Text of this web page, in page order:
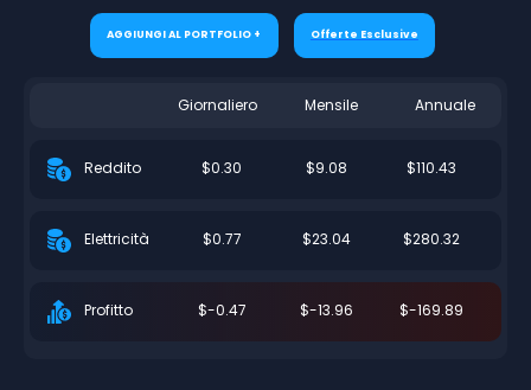
AGGIUNGI AL PORTFOLIO + Offerte Esclusive
Giornaliero Mensile Annuale
Reddito $0.30 $9.08 $110.43
Elettricità $0.77 $23.04 $280.32
Profitto $-0.47 $-13.96 $-169.89